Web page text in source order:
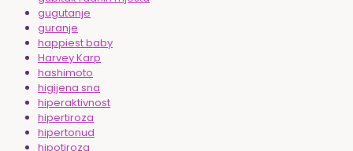
gugutanje
guranje
happiest baby
Harvey Karp
hashimoto
higijena sna
hiperaktivnost
hipertiroza
hipertonud
hipotiroza